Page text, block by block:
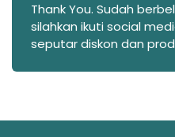
Thank You. Sudah
silahkan ikuti social
seputar diskon dan